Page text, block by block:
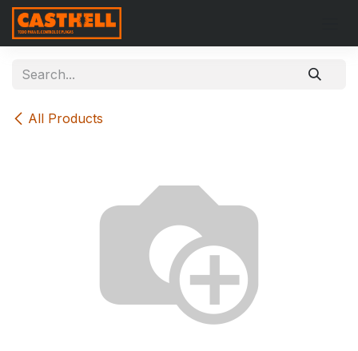
Skip to Content
All Products